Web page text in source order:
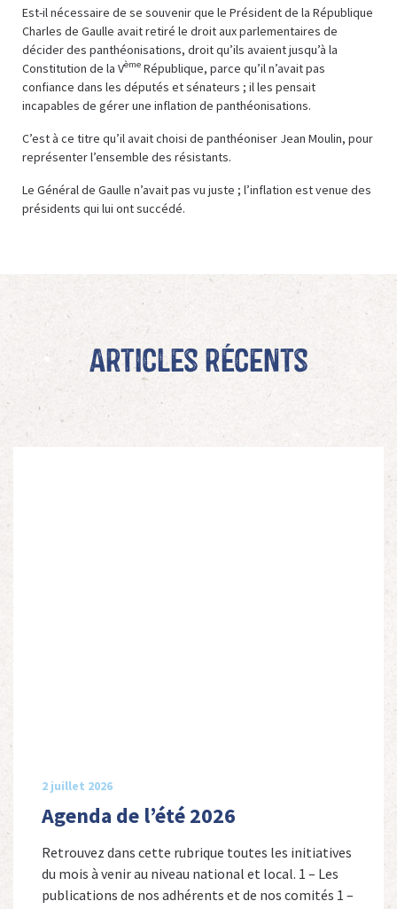
Est-il nécessaire de se souvenir que le Président de la République
Charles de Gaulle avait retiré le droit aux parlementaires de
décider des panthéonisations, droit qu’ils avaient jusqu’à la
Constitution de la Vème République, parce qu’il n’avait pas
confiance dans les députés et sénateurs ; il les pensait
incapables de gérer une inflation de panthéonisations.
C’est à ce titre qu’il avait choisi de panthéoniser Jean Moulin, pour
représenter l’ensemble des résistants.
Le Général de Gaulle n’avait pas vu juste ; l’inflation est venue des
présidents qui lui ont succédé.
Articles récents
2 juillet 2026
Agenda de l’été 2026
Retrouvez dans cette rubrique toutes les initiatives
du mois à venir au niveau national et local. 1 – Les
publications de nos adhérents et de nos comités 1 –